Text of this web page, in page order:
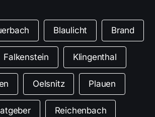
Blaulicht Brand
Falkenstein Klingenthal
Oelsnitz Plauen
Reichenbach